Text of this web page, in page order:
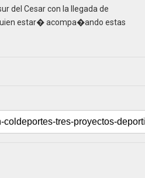
del Cesar con la llegada de
estar� acompa�ando estas